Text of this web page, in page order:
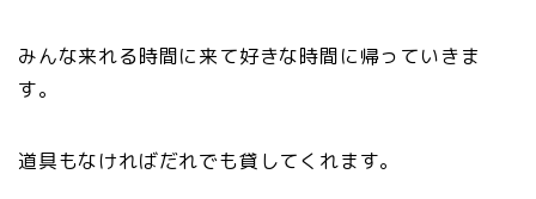
みんな来れる時間に来て好きな時間に帰っていきま
す。
道具もなければだれでも貸してくれます。